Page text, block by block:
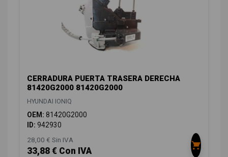
CERRADURA PUERTA TRASERA DERECHA
81420G2000 81420G2000
HYUNDAI IONIQ
OEM: 81420G2000
ID: 942930
28,00 € Sin IVA
33,88 € Con IVA